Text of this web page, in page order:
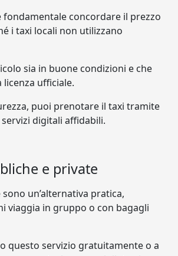
fondamentale concordare il prezzo
i taxi locali non utilizzano
sia in buone condizioni e che
licenza ufficiale.
puoi prenotare il taxi tramite
digitali affidabili.
e private
un’alternativa pratica,
viaggia in gruppo o con bagagli
questo servizio gratuitamente o a